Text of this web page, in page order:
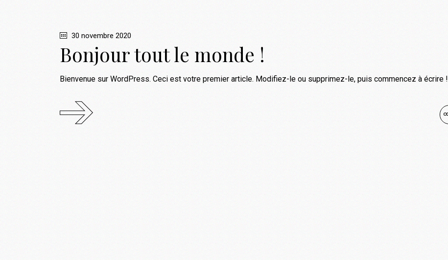
30 novembre 2020
Bonjour tout le monde !
Bienvenue sur WordPress. Ceci est votre premier article. Modifiez-le ou supprimez-le, puis commencez à écrire !